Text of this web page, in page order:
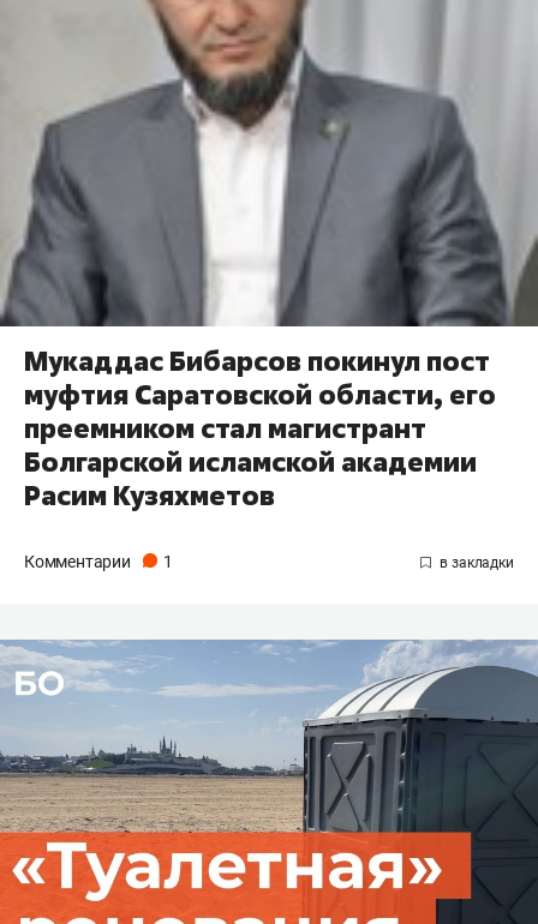
Мукаддас Бибарсов покинул пост
муфтия Саратовской области, его
преемником стал магистрант
Болгарской исламской академии
Расим Кузяхметов
Комментарии 1